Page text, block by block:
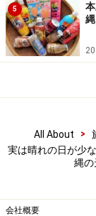
ならなくなり
旅のハイシー
かしくないと
台風が
沖縄は、実は
しかしながら
も台風も恵そ
縄に遊びに来て
5
All About >
実は晴れの日が少
縄の
会社概要